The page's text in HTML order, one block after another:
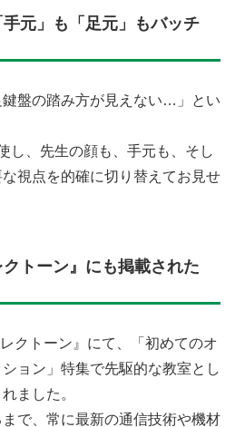
元」も「足元」もバッチ
鍵盤の踏み方が見えない…」とい
し、先生の顔も、手元も、そし
視点を的確に切り替えてお見せ
トーン』にも掲載された
クトーン』にて、「初めてのオ
ョン」特集で先駆的な教室とし
ました。
で、常に最新の通信技術や機材